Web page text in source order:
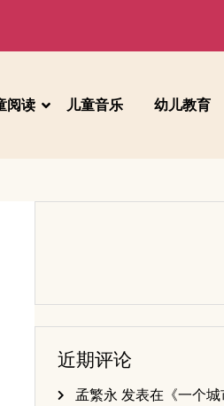
阅读 儿童音乐 幼儿教育
近期评论
孟繁永 发表在《一个城